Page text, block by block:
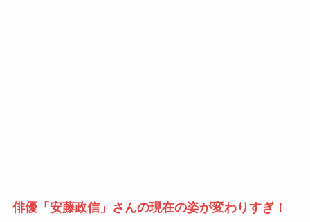
俳優「安藤政信」さんの現在の姿が変わりすぎ！